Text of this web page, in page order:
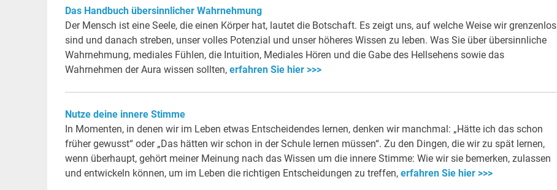
Das Handbuch übersinnlicher Wahrnehmung
Der Mensch ist eine Seele, die einen Körper hat, lautet die Botschaft. Es zeigt uns, auf welche Weise wir grenzenlos
sind und danach streben, unser volles Potenzial und unser höheres Wissen zu leben. Was Sie über übersinnliche
Wahrnehmung, mediales Fühlen, die Intuition, Mediales Hören und die Gabe des Hellsehens sowie das
Wahrnehmen der Aura wissen sollten, erfahren Sie hier >>>
Nutze deine innere Stimme
In Momenten, in denen wir im Leben etwas Entscheidendes lernen, denken wir manchmal: „Hätte ich das schon
früher gewusst“ oder „Das hätten wir schon in der Schule lernen müssen“. Zu den Dingen, die wir zu spät lernen,
wenn überhaupt, gehört meiner Meinung nach das Wissen um die innere Stimme: Wie wir sie bemerken, zulassen
und entwickeln können, um im Leben die richtigen Entscheidungen zu treffen, erfahren Sie hier >>>